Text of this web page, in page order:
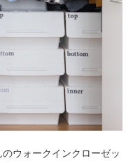
ウォークインクローゼッ